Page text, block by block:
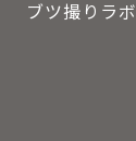
ブツ撮りラボ